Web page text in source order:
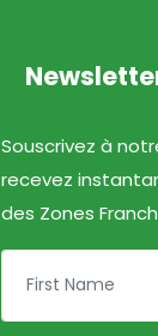
Souscrivez à
recevez
des Zones